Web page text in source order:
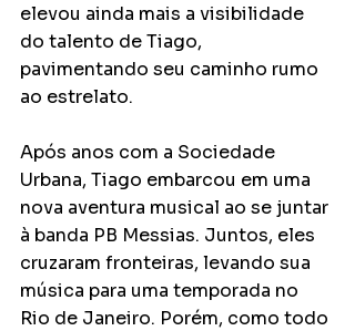
elevou ainda mais a visibilidade
do talento de Tiago,
pavimentando seu caminho rumo
ao estrelato.
Após anos com a Sociedade
Urbana, Tiago embarcou em uma
nova aventura musical ao se juntar
à banda PB Messias. Juntos, eles
cruzaram fronteiras, levando sua
música para uma temporada no
Rio de Janeiro. Porém, como todo